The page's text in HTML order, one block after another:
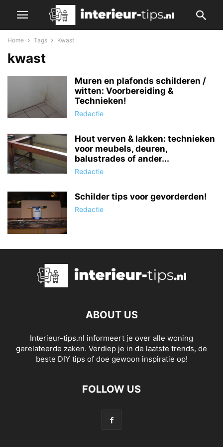
Home Tags Kwast
kwast
Muren en plafonds schilderen /
witten: Voorbereiding &
Technieken!
Redactie
Hout verven & lakken: technieken
voor meubels, deuren,
balustrades of ander...
Redactie
Schilder tips voor gevorderden!
Redactie
ABOUT US
Interieur-tips.nl informeert je over alle woning
gerelateerde zaken. Verdiep je in de laatste trends, de
beste DIY tips of doe gewoon inspiratie op!
FOLLOW US